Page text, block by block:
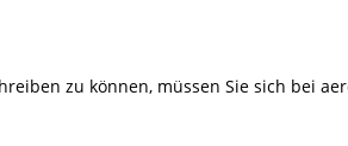
zu können, müssen Sie sich bei